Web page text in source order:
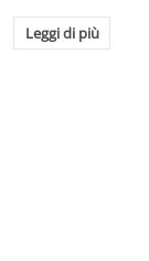
Leggi di più